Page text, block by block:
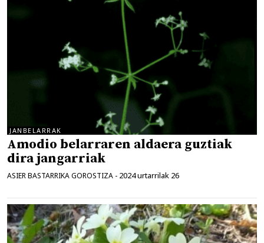
JANBELARRAK
Amodio belarraren aldaera guztiak
dira jangarriak
ASIER BASTARRIKA GOROSTIZA - 2024 urtarrilak 26